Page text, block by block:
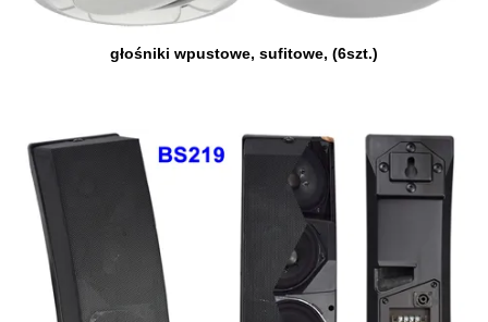
głośniki wpustowe, sufitowe, (6szt.)